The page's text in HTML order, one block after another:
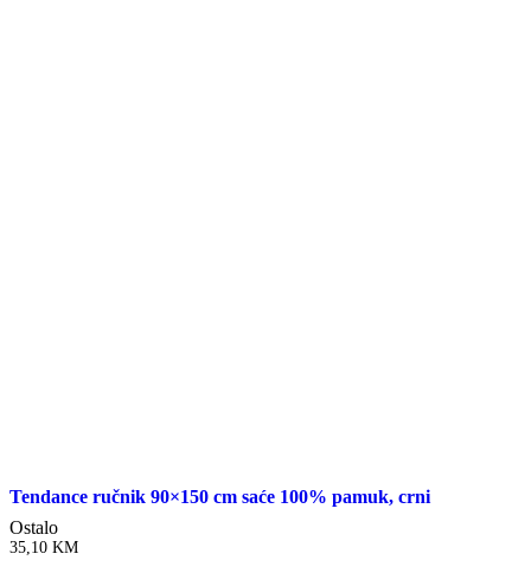
Tendance ručnik 90×150 cm saće 100% pamuk, crni
Ostalo
35,10 KM